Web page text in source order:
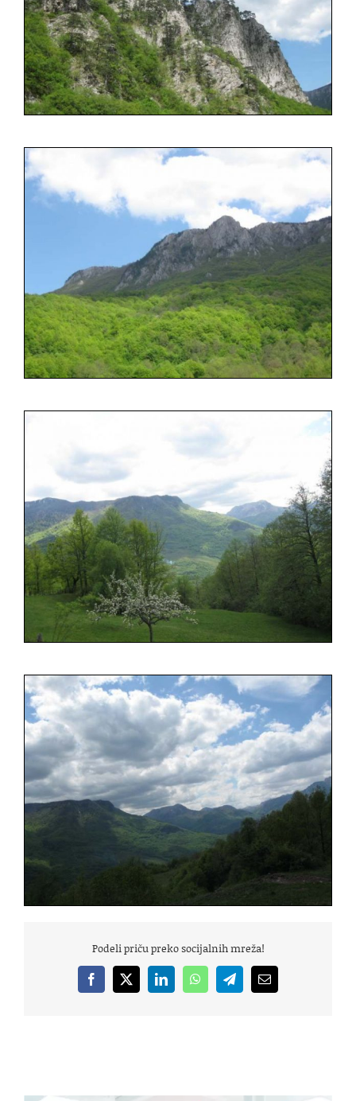
Podeli priču preko socijalnih mreža!
Facebook
X LinkedInWhatsAppTelegramEmail